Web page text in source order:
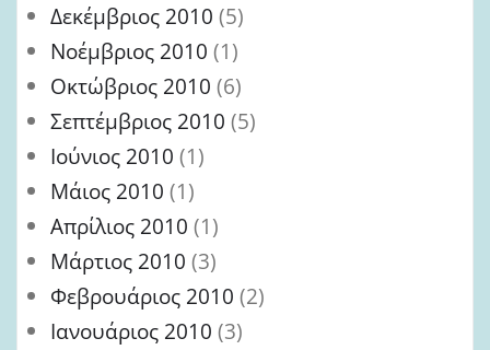
Δεκέμβριος 2010 (5)
Νοέμβριος 2010 (1)
Οκτώβριος 2010 (6)
Σεπτέμβριος 2010 (5)
Ιούνιος 2010 (1)
Μάιος 2010 (1)
Απρίλιος 2010 (1)
Μάρτιος 2010 (3)
Φεβρουάριος 2010 (2)
Ιανουάριος 2010 (3)